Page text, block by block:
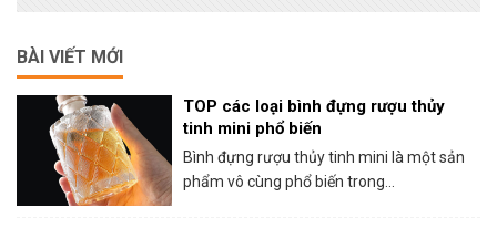
BÀI VIẾT MỚI
TOP các loại bình đựng rượu thủy
tinh mini phổ biến
Bình đựng rượu thủy tinh mini là một sản
phẩm vô cùng phổ biến trong...